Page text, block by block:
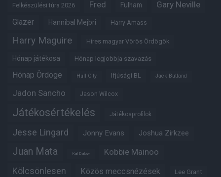
Felkészülési túra 2026 Fred Fulham Gary Neville
Glazer Hannibal Mejbri Harry Amass
Harry Maguire Híres magyar Vörös Ördögök
Hónap játékosa Hónap legjobbja szavazás
Hónap Ördöge Hull City Ifjúsági BL Jack Butland
Jadon Sancho Jason Wilcox
Játékosértékelés Játékosprofilok
Jesse Lingard Jonny Evans Joshua Zirkzee
Juan Mata Karl Darlow Kobbie Mainoo
Kölcsönlesen Közös meccsnézések Lee Grant